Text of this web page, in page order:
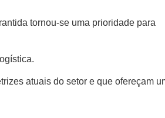
tornou-se uma prioridade para
atuais do setor e que ofereçam